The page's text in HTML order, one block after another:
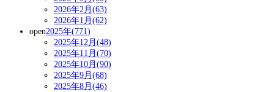
2026年2月(63)
2026年1月(62)
open2025年(771)
2025年12月(48)
2025年11月(70)
2025年10月(90)
2025年9月(68)
2025年8月(46)